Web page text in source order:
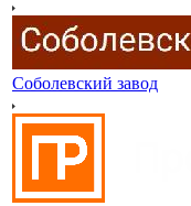
Соболевский завод